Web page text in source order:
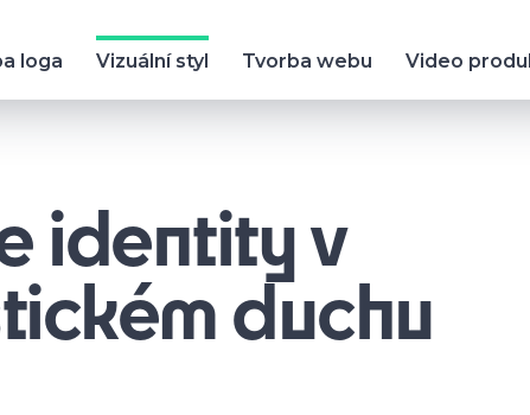
loga Vizuální styl Tvorba webu Video
identity v
duchu